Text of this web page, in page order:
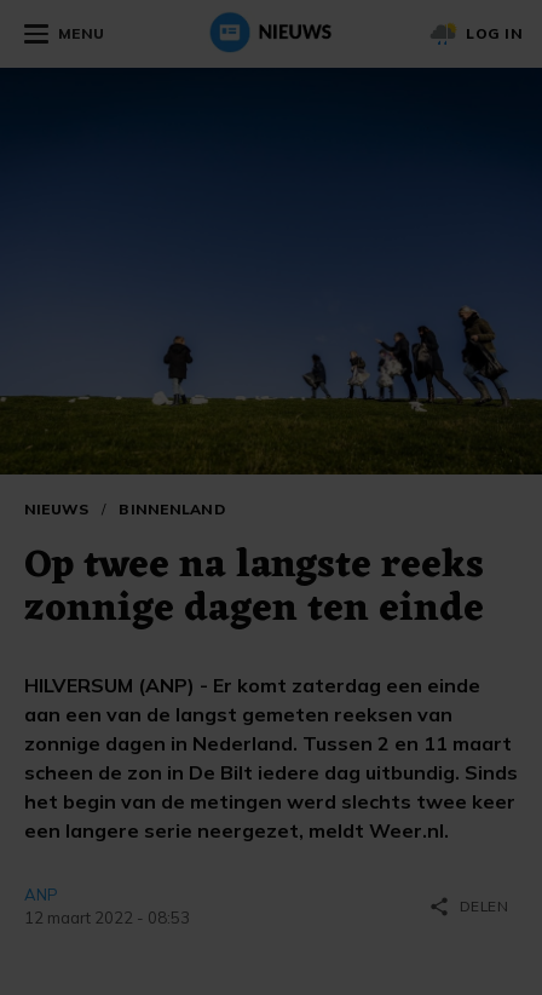
MENU LOG IN
NIEUWS / BINNENLAND
Op twee na langste reeks
zonnige dagen ten einde
HILVERSUM (ANP) - Er komt zaterdag een einde
aan een van de langst gemeten reeksen van
zonnige dagen in Nederland. Tussen 2 en 11 maart
scheen de zon in De Bilt iedere dag uitbundig. Sinds
het begin van de metingen werd slechts twee keer
een langere serie neergezet, meldt Weer.nl.
ANP
12 maart 2022 - 08:53
share DELEN